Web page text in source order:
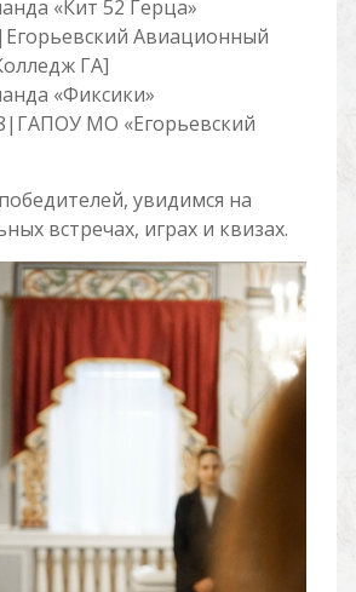
«Кит 52 Герца»
Авиационный
ГА]
«Фиксики»
МО «Егорьевский
увидимся на
встречах, играх и квизах.